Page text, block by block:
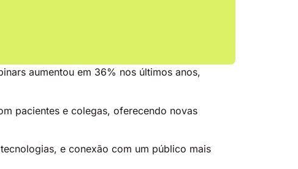
aumentou em 36% nos últimos anos,
pacientes e colegas, oferecendo novas
e conexão com um público mais